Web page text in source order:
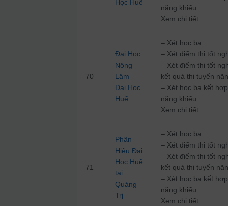
Học Huế
năng khiếu
Xem chi tiết
70
Đại Học
Nông
Lâm –
Đại Học
Huế
– Xét học bạ
– Xét điểm thi tốt
– Xét điểm thi tốt
kết quả thi tuyển
– Xét học bạ kết
năng khiếu
Xem chi tiết
71
Phân
Hiệu Đại
Học Huế
tại
Quảng
Trị
– Xét học bạ
– Xét điểm thi tốt
– Xét điểm thi tốt
kết quả thi tuyển
– Xét học bạ kết
năng khiếu
Xem chi tiết